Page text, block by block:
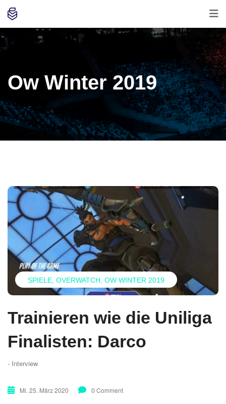
Ow Winter 2019
SPIELE OVERWATCH OW WINTER 2019
Trainieren wie die Uniliga
Finalisten: Darco
- Interview
Mi. 25. März 2020 0 Comment